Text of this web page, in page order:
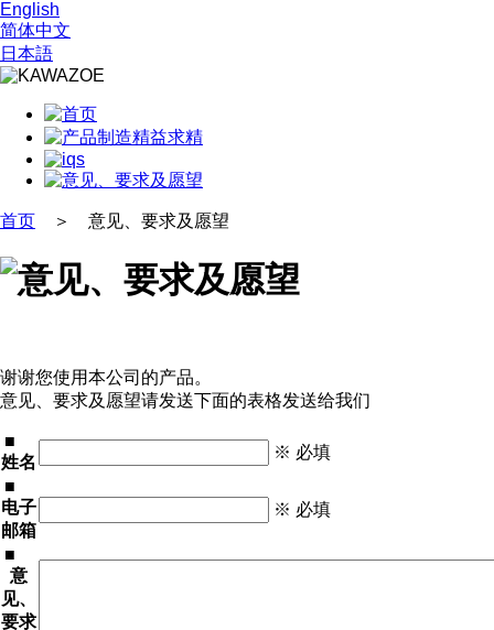
English
简体中文
日本語
首页 ＞ 意见、要求及愿望
谢谢您使用本公司的产品。
意见、要求及愿望请发送下面的表格发送给我们
■
姓名
※ 必填
■
电子
邮箱
※ 必填
■
意
见、
要求